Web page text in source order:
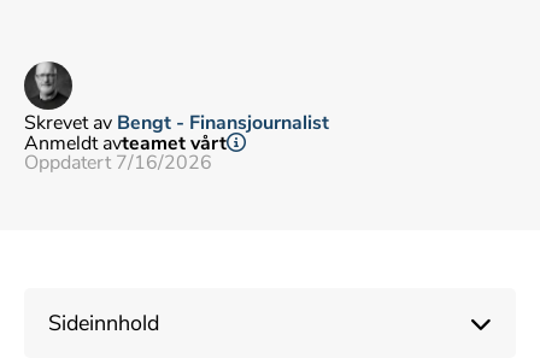
Skrevet av Bengt - Finansjournalist
Anmeldt avteamet vårt
Oppdatert 7/16/2026
Sideinnhold